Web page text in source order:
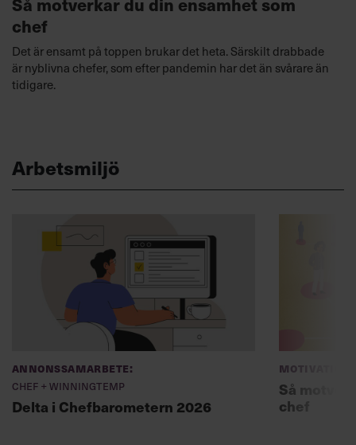
chef
Det är ensamt på toppen brukar det heta. Särskilt drabbade
är nyblivna chefer, som efter pandemin har det än svårare än
tidigare.
Arbetsmiljö
Annonssamarbete:
Chef + Winningtemp
Delta i Chefbarometern 2026
Motivation
Så
chef